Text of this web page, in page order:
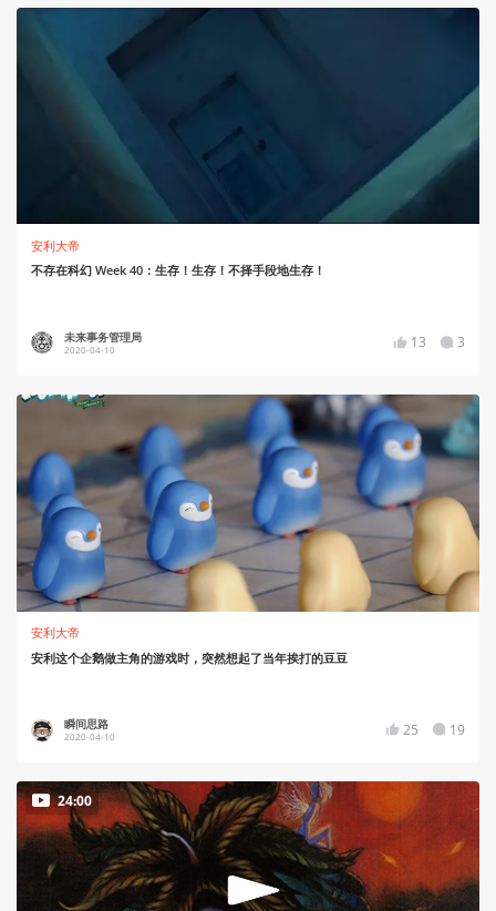
安利大帝
不存在科幻 Week 40：生存！生存！不择手段地生存！
未来事务管理局
2020-04-10 13 3
安利大帝
安利这个企鹅做主角的游戏时，突然想起了当年挨打的豆豆
瞬间思路
2020-04-10 25 19
24:00